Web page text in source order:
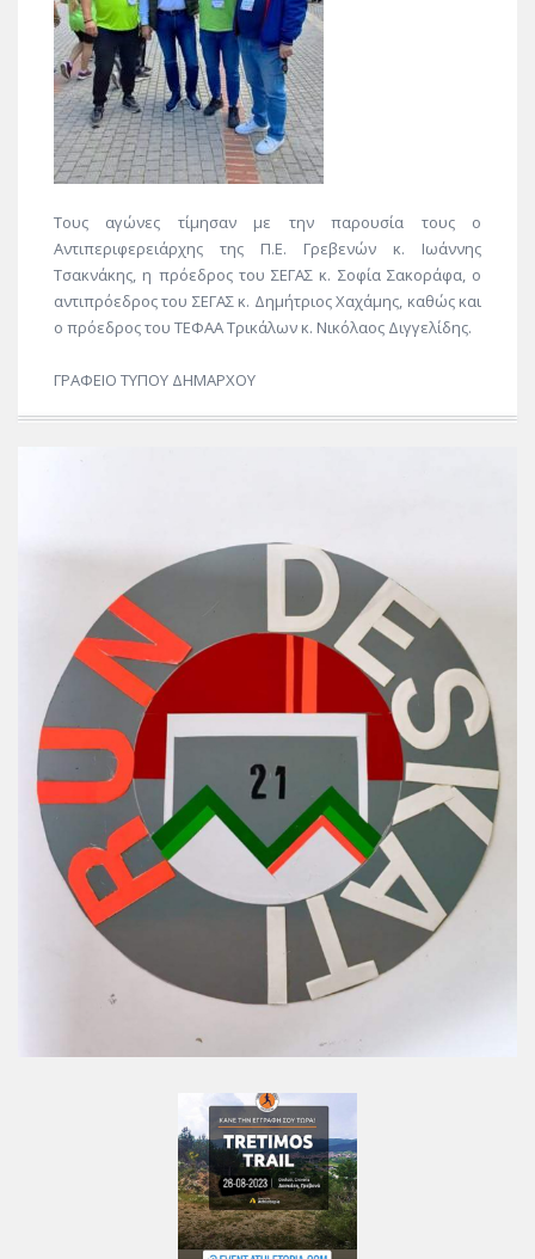
Τους αγώνες τίμησαν με την παρουσία τους ο
Αντιπεριφερειάρχης της Π.Ε. Γρεβενών κ. Ιωάννης
Τσακνάκης, η πρόεδρος του ΣΕΓΑΣ κ. Σοφία Σακοράφα, ο
αντιπρόεδρος του ΣΕΓΑΣ κ. Δημήτριος Χαχάμης, καθώς και
ο πρόεδρος του ΤΕΦΑΑ Τρικάλων κ. Νικόλαος Διγγελίδης.
ΓΡΑΦΕΙΟ ΤΥΠΟΥ ΔΗΜΑΡΧΟΥ